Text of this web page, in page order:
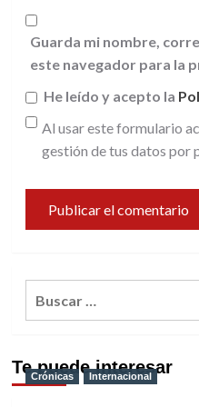
Guarda mi nombre,
este navegador para la
He leído y acepto la
Al usar este formulario
gestión de tus datos por
Te puede interesar
Crónicas Internacional